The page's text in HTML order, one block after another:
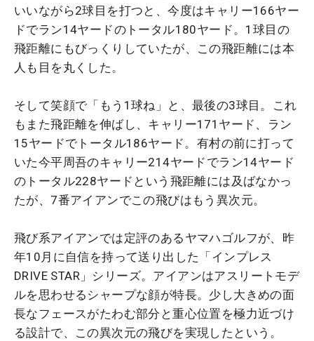
いいながら2球目を打つと、今度はキャリー166ヤー
ドでラン14ヤードのトータル180ヤード。1球目の
飛距離にもびっくりしていたが、この飛距離には本
人も目を丸くした。
そして笑顔で「もう1球ね」と、最後の3球目。これ
もまた飛距離を伸ばし、キャリー171ヤード、ラン
15ヤードでトータル186ヤード。有村の前に打って
いた今平周吾のキャリー214ヤードでラン14ヤード
のトータル228ヤードという飛距離には及ばなかっ
たが、7番アイアンでこの飛びはもう異次元。
飛び系アイアンでは定評のあるヤマハゴルフが、昨
年10月に自信を持って送り出した「インプレス
DRIVE STAR」シリーズ。アイアンはアスリートモデ
ルを思わせるシャープな顔が特長。少し大きめの面
長なフェースがたわむ部分と重心位置を極力近づけ
る設計で、この異次元の飛びを実現したという。